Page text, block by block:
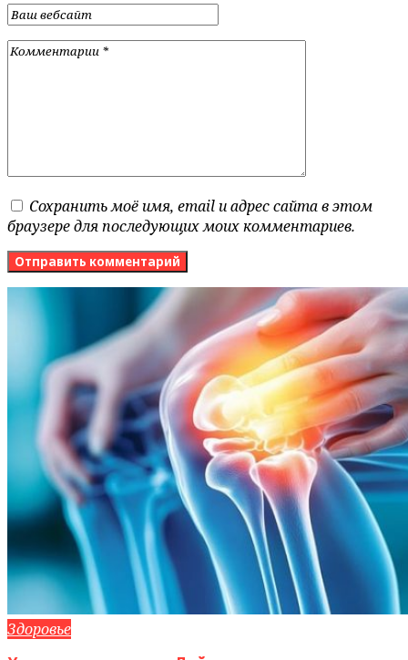
Сохранить моё имя, email и адрес сайта в этом
браузере для последующих моих комментариев.
Здоровье